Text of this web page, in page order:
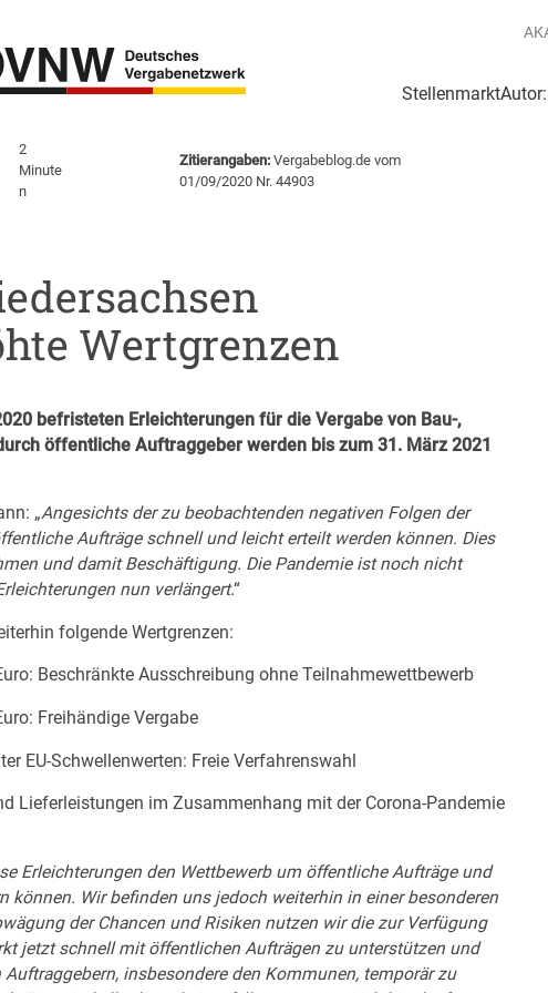
Stellenmarkt
2
Minute
n
Zitierangaben: Vergabeblog.de vom
01/09/2020 Nr. 44903
Wertgrenzen
befristeten Erleichterungen für die Vergabe von Bau-,
öffentliche Auftraggeber werden bis zum 31. März 2021
„Angesichts der zu beobachtenden negativen Folgen der
Aufträge schnell und leicht erteilt werden können. Dies
und damit Beschäftigung. Die Pandemie ist noch nicht
nun verlängert.“
folgende Wertgrenzen:
Beschränkte Ausschreibung ohne Teilnahmewettbewerb
Freihändige Vergabe
EU-Schwellenwerten: Freie Verfahrenswahl
Lieferleistungen im Zusammenhang mit der Corona-Pandemie
Erleichterungen den Wettbewerb um öffentliche Aufträge und
können. Wir befinden uns jedoch weiterhin in einer besonderen
der Chancen und Risiken nutzen wir die zur Verfügung
jetzt schnell mit öffentlichen Aufträgen zu unterstützen und
insbesondere den Kommunen, temporär zu